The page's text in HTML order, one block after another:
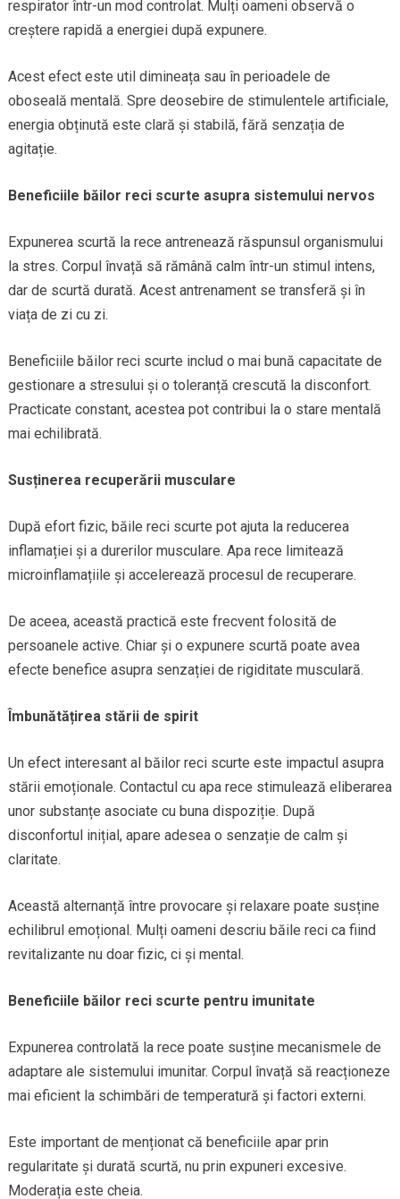
respirator într-un mod controlat. Mulți oameni observă o
creștere rapidă a energiei după expunere.
Acest efect este util dimineața sau în perioadele de
oboseală mentală. Spre deosebire de stimulentele artificiale,
energia obținută este clară și stabilă, fără senzația de
agitație.
Beneficiile băilor reci scurte asupra sistemului nervos
Expunerea scurtă la rece antrenează răspunsul organismului
la stres. Corpul învață să rămână calm într-un stimul intens,
dar de scurtă durată. Acest antrenament se transferă și în
viața de zi cu zi.
Beneficiile băilor reci scurte includ o mai bună capacitate de
gestionare a stresului și o toleranță crescută la disconfort.
Practicate constant, acestea pot contribui la o stare mentală
mai echilibrată.
Susținerea recuperării musculare
După efort fizic, băile reci scurte pot ajuta la reducerea
inflamației și a durerilor musculare. Apa rece limitează
microinflamațiile și accelerează procesul de recuperare.
De aceea, această practică este frecvent folosită de
persoanele active. Chiar și o expunere scurtă poate avea
efecte benefice asupra senzației de rigiditate musculară.
Îmbunătățirea stării de spirit
Un efect interesant al băilor reci scurte este impactul asupra
stării emoționale. Contactul cu apa rece stimulează eliberarea
unor substanțe asociate cu buna dispoziție. După
disconfortul inițial, apare adesea o senzație de calm și
claritate.
Această alternanță între provocare și relaxare poate susține
echilibrul emoțional. Mulți oameni descriu băile reci ca fiind
revitalizante nu doar fizic, ci și mental.
Beneficiile băilor reci scurte pentru imunitate
Expunerea controlată la rece poate susține mecanismele de
adaptare ale sistemului imunitar. Corpul învață să reacționeze
mai eficient la schimbări de temperatură și factori externi.
Este important de menționat că beneficiile apar prin
regularitate și durată scurtă, nu prin expuneri excesive.
Moderația este cheia.